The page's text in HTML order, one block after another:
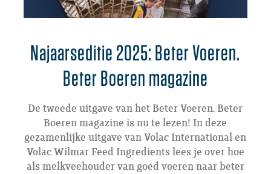
Najaarseditie 2025: Beter Voeren.
Beter Boeren magazine
De tweede uitgave van het Beter Voeren. Beter
Boeren magazine is nu te lezen! In deze
gezamenlijke uitgave van Volac International en
Volac Wilmar Feed Ingredients lees je over hoe
als melkveehouder van goed voeren naar beter